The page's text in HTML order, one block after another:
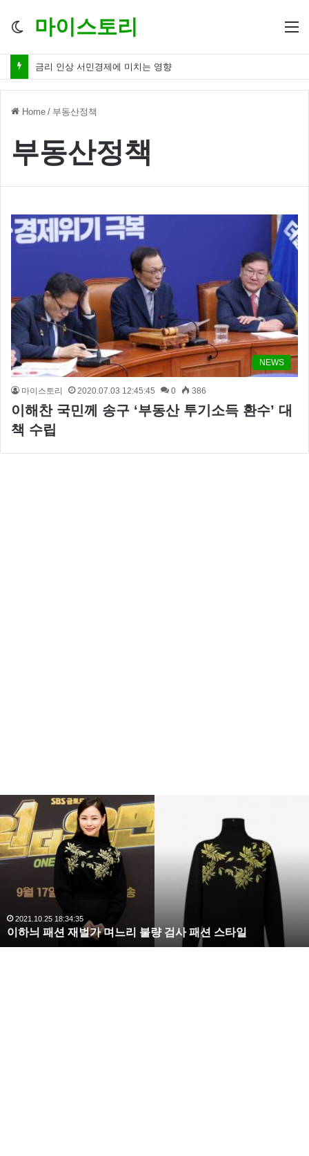
Switch
마이스토리
금리 인상 서민경제에 미치는 영향
Home / 부동산정책
부동산정책
NEWS
마이스토리 2020.07.03 12:45:45 0 386
이해찬 국민께 송구 ‘부동산 투기소득 환수’ 대
책 수립
하
늬
패
션
며
느
리
2021.10.25 18:34:35
이하늬 패션 재벌가 며느리 불량 검사 패션 스타일